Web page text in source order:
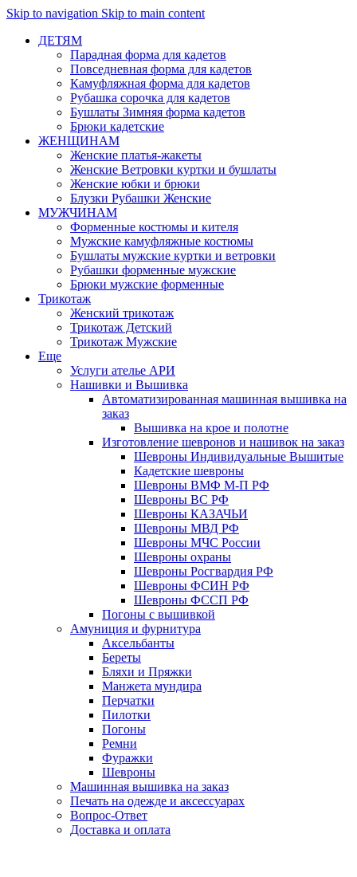
Skip to navigation Skip to main content
ДЕТЯМ
Парадная форма для кадетов
Повседневная форма для кадетов
Камуфляжная форма для кадетов
Рубашка сорочка для кадетов
Бушлаты Зимняя форма кадетов
Брюки кадетские
ЖЕНЩИНАМ
Женские платья-жакеты
Женские Ветровки куртки и бушлаты
Женские юбки и брюки
Блузки Рубашки Женские
МУЖЧИНАМ
Форменные костюмы и кителя
Мужские камуфляжные костюмы
Бушлаты мужские куртки и ветровки
Рубашки форменные мужские
Брюки мужские форменные
Трикотаж
Женский трикотаж
Трикотаж Детский
Трикотаж Мужские
Еще
Услуги ателье АРИ
Нашивки и Вышивка
Автоматизированная машинная вышивка на
заказ
Вышивка на крое и полотне
Изготовление шевронов и нашивок на заказ
Шевроны Индивидуальные Вышитые
Кадетские шевроны
Шевроны ВМФ М-П РФ
Шевроны ВС РФ
Шевроны КАЗАЧЬИ
Шевроны МВД РФ
Шевроны МЧС России
Шевроны охраны
Шевроны Росгвардия РФ
Шевроны ФСИН РФ
Шевроны ФССП РФ
Погоны с вышивкой
Амуниция и фурнитура
Аксельбанты
Береты
Бляхи и Пряжки
Манжета мундира
Перчатки
Пилотки
Погоны
Ремни
Фуражки
Шевроны
Машинная вышивка на заказ
Печать на одежде и аксессуарах
Вопрос-Ответ
Доставка и оплата